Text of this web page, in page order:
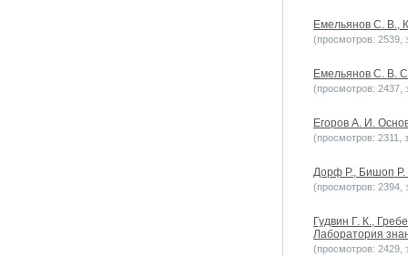
Емельянов С. В.,
(просмотров: 2539,
Емельянов С. В.
(просмотров: 2437,
Егоров А. И.
(просмотров: 2311,
Дорф Р., Бишоп Р.
(просмотров: 2394,
Гудвин Г. К.,
Лаборатория
(просмотров: 2429,